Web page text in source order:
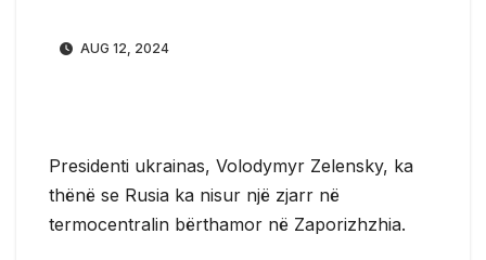
AUG 12, 2024
Presidenti ukrainas, Volodymyr Zelensky, ka
thënë se Rusia ka nisur një zjarr në
termocentralin bërthamor në Zaporizhzhia.